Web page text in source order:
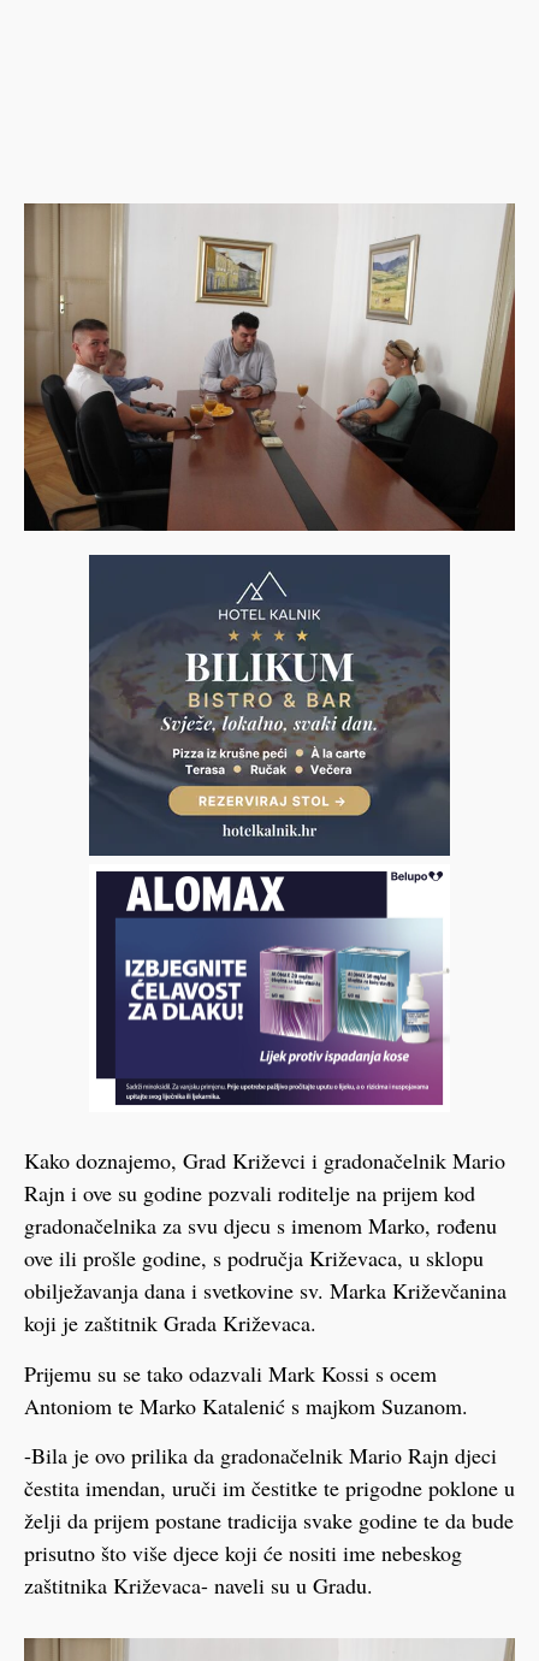
Kako doznajemo, Grad Križevci i gradonačelnik Mario
Rajn i ove su godine pozvali roditelje na prijem kod
gradonačelnika za svu djecu s imenom Marko, rođenu
ove ili prošle godine, s područja Križevaca, u sklopu
obilježavanja dana i svetkovine sv. Marka Križevčanina
koji je zaštitnik Grada Križevaca.
Prijemu su se tako odazvali Mark Kossi s ocem
Antoniom te Marko Katalenić s majkom Suzanom.
-Bila je ovo prilika da gradonačelnik Mario Rajn djeci
čestita imendan, uruči im čestitke te prigodne poklone u
želji da prijem postane tradicija svake godine te da bude
prisutno što više djece koji će nositi ime nebeskog
zaštitnika Križevaca- naveli su u Gradu.